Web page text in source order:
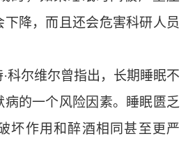
降，而且还会危害科研人员
尔维尔曾指出，长期睡眠不
病的一个风险因素。睡眠匮乏
坏作用和醉酒相同甚至更严